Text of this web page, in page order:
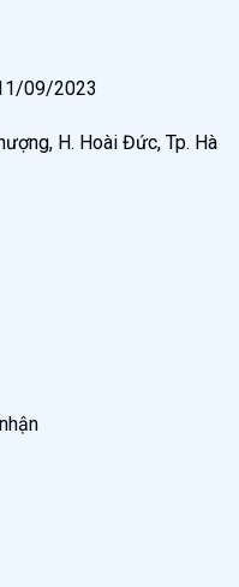
09/2023
H. Hoài Đức, Tp. Hà